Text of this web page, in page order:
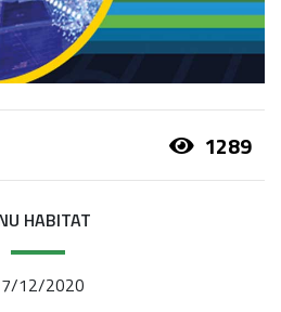
1289
HABITAT
12/2020